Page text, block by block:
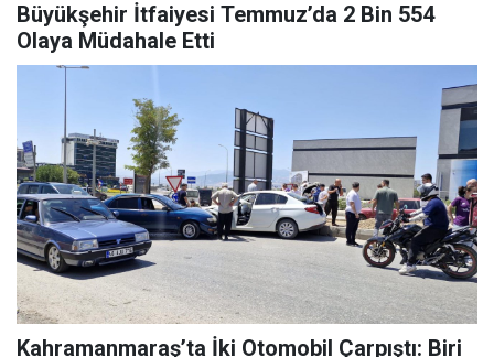
Büyükşehir İtfaiyesi Temmuz’da 2 Bin 554
Olaya Müdahale Etti
Kahramanmaraş’ta İki Otomobil Çarpıştı: Biri